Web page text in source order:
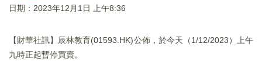
日期：2023年12月1日 上午8:36
【財華社訊】辰林教育(01593.HK)公佈，於今天（1/12/2023）上午
九時正起暫停買賣。